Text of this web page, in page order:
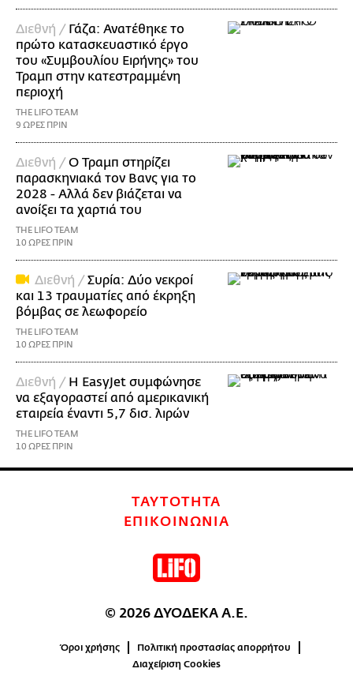
Διεθνή / Γάζα: Ανατέθηκε το
πρώτο κατασκευαστικό έργο
του «Συμβουλίου Ειρήνης» του
Τραμπ στην κατεστραμμένη
περιοχή
THE LIFO TEAM
9 ΩΡΕΣ ΠΡΙΝ
Διεθνή /Ο Τραμπ στηρίζει
παρασκηνιακά τον Βανς για το
2028 - Αλλά δεν βιάζεται να
ανοίξει τα χαρτιά του
THE LIFO TEAM
10 ΩΡΕΣ ΠΡΙΝ
Διεθνή /Συρία: Δύο νεκροί
και 13 τραυματίες από έκρηξη
βόμβας σε λεωφορείο
THE LIFO TEAM
10 ΩΡΕΣ ΠΡΙΝ
Διεθνή / Η EasyJet συμφώνησε
να εξαγοραστεί από αμερικανική
εταιρεία έναντι 5,7 δισ. λιρών
THE LIFO TEAM
10 ΩΡΕΣ ΠΡΙΝ
ΤΑΥΤΟΤΗΤΑ
ΕΠΙΚΟΙΝΩΝΙΑ
© 2026 ΔΥΟΔΕΚΑ Α.Ε.
Όροι χρήσης
Πολιτική προστασίας απορρήτου
Διαχείριση Cookies